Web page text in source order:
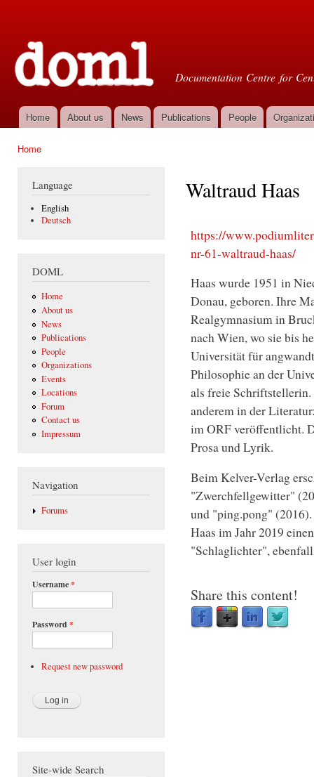
Documentation Centre for
Main menu
Home About us News Publications People
Home
Language
English
Deutsch
DOML
Home
About us
News
Publications
People
Organizations
Events
Locations
Forum
Contact us
Impressum
Navigation
Forums
User login
Username*
Password *
Request new password
Site-wide Search
Waltraud Haas
https://
nr-61-waltraud-haas/
Haas wurde 1951 in
Donau, geboren. Ihre
Realgymnasium in
nach Wien, wo sie bis
Universität für
Philosophie an der
als freie
anderem in der
im ORF veröffentlicht.
Prosa und Lyrik.
Beim Kelver-Verlag
"Zwerchfellgewitter"
und "ping.pong"
Haas im Jahr 2019
"Schlaglichter",
Share this content!